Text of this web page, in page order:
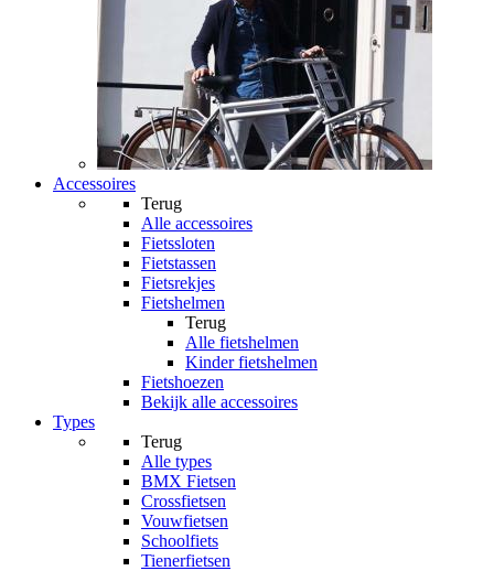
Accessoires
Terug
Alle accessoires
Fietssloten
Fietstassen
Fietsrekjes
Fietshelmen
Terug
Alle fietshelmen
Kinder fietshelmen
Fietshoezen
Bekijk alle accessoires
Types
Terug
Alle types
BMX Fietsen
Crossfietsen
Vouwfietsen
Schoolfiets
Tienerfietsen